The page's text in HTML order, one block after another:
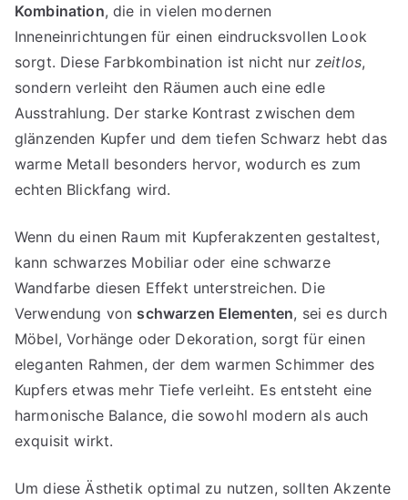
Kombination, die in vielen modernen
Inneneinrichtungen für einen eindrucksvollen Look
sorgt. Diese Farbkombination ist nicht nur zeitlos,
sondern verleiht den Räumen auch eine edle
Ausstrahlung. Der starke Kontrast zwischen dem
glänzenden Kupfer und dem tiefen Schwarz hebt das
warme Metall besonders hervor, wodurch es zum
echten Blickfang wird.
Wenn du einen Raum mit Kupferakzenten gestaltest,
kann schwarzes Mobiliar oder eine schwarze
Wandfarbe diesen Effekt unterstreichen. Die
Verwendung von schwarzen Elementen, sei es durch
Möbel, Vorhänge oder Dekoration, sorgt für einen
eleganten Rahmen, der dem warmen Schimmer des
Kupfers etwas mehr Tiefe verleiht. Es entsteht eine
harmonische Balance, die sowohl modern als auch
exquisit wirkt.
Um diese Ästhetik optimal zu nutzen, sollten Akzente